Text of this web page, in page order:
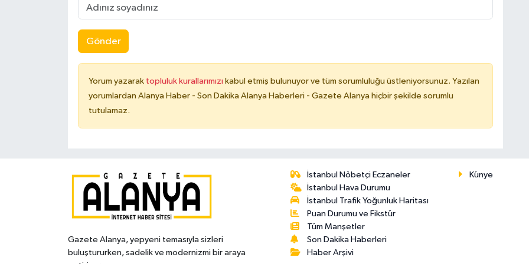
Gönder
Yorum yazarak topluluk kurallarımızı kabul etmiş bulunuyor ve tüm sorumluluğu üstleniyorsunuz. Yazılan
yorumlardan Alanya Haber - Son Dakika Alanya Haberleri - Gazete Alanya hiçbir şekilde sorumlu
tutulamaz.
Gazete Alanya, yepyeni temasıyla sizleri
buluştururken, sadelik ve modernizmi bir araya
İstanbul Nöbetçi Eczaneler
İstanbul Hava Durumu
İstanbul Trafik Yoğunluk Haritası
Puan Durumu ve Fikstür
Tüm Manşetler
Son Dakika Haberleri
Haber Arşivi
Künye